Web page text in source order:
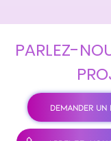
PARLEZ-
DEMANDER UN